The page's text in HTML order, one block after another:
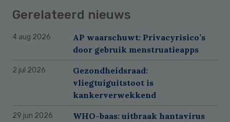
Gerelateerd nieuws
4 aug 2026
AP waarschuwt: Privacyrisico’s
door gebruik menstruatieapps
2 jul 2026
Gezondheidsraad:
vliegtuiguitstoot is
kankerverwekkend
29 jun 2026
WHO-baas: uitbraak hantavirus